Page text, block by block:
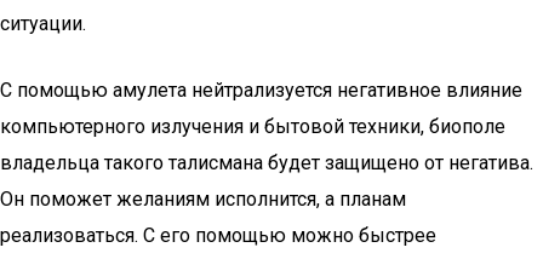
ситуации.
С помощью амулета нейтрализуется негативное влияние
компьютерного излучения и бытовой техники, биополе
владельца такого талисмана будет защищено от негатива.
Он поможет желаниям исполнится, а планам
реализоваться. С его помощью можно быстрее